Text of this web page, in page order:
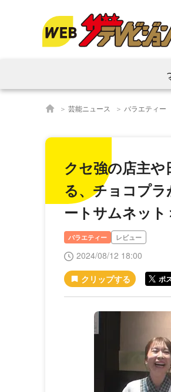
芸能ニュース バラエティー
クセ強の店主
る、チョコプ
ートサムネット
バラエティー レビュー
2024/08/12 18:00
ポ